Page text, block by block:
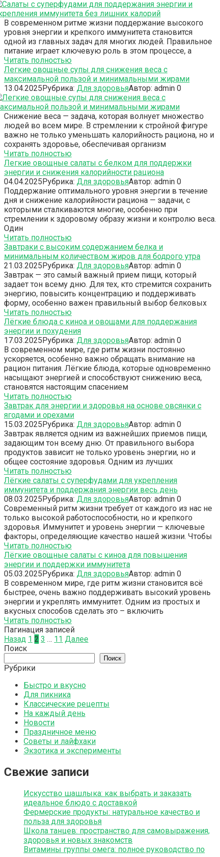
В современном ритме жизни поддержание высокого
уровня энергии и крепкого иммунитета становится
одной из главных задач для многих людей. Правильное
питание играет ключевую роль в этом процессе, а
Читать полностью
Легкие овощные супы для снижения веса с
максимальной пользой и минимальными жирами
13.04.2025Рубрика: Для здоровьяАвтор: admin 0
Снижение веса — задача, которая волнует множество
людей во всем мире. В стремлении к стройной фигуре
важно не только уменьшать калорийность рациона, но и
сохранять здоровье, обеспечивая организм
Читать полностью
Легкие овощные салаты с белком для поддержки
энергии и снижения калорийности рациона
04.04.2025Рубрика: Для здоровьяАвтор: admin 0
Поддержание оптимального уровня энергии в течение
дня и снижение калорийности рациона — задачи, с
которыми сталкиваются многие, особенно при
стремлении к здоровому образу жизни и контролю веса.
Один
Читать полностью
Завтраки с высоким содержанием белка и
минимальным количеством жиров для бодрого утра
21.03.2025Рубрика: Для здоровьяАвтор: admin 0
Завтрак — это самый важный прием пищи, который
задает тон всему дню. Для тех, кто стремится сохранить
энергию, повысить концентрацию и поддерживать
форму, особенно важен правильный выбор белковых
Читать полностью
Лёгкие блюда с киноа и овощами для поддержания
энергии и похудения
17.03.2025Рубрика: Для здоровьяАвтор: admin 0
В современном мире, где ритм жизни постоянно
ускоряется, особенно важно обращать внимание на
рацион питания. Лёгкие блюда, которые одновременно
насыщают энергией и способствуют снижению веса,
становятся настоящим спасением
Читать полностью
Завтрак для энергии и здоровья на основе овсянки с
ягодами и орехами
15.03.2025Рубрика: Для здоровьяАвтор: admin 0
Завтрак является одним из важнейших приемов пищи,
задающим тон всему дню. От правильного выбора
продуктов зависит не только уровень энергии, но и
общее состояние здоровья. Одним из лучших
Читать полностью
Лёгкие салаты с суперфудами для укрепления
иммунитета и поддержания энергии весь день
08.03.2025Рубрика: Для здоровьяАвтор: admin 0
Современный ритм жизни требует от каждого из нас не
только высокой работоспособности, но и крепкого
здоровья. Иммунитет и уровень энергии — ключевые
факторы, определяющие качество нашей жизни. Чтобы
Читать полностью
Лёгкие овощные салаты с киноа для повышения
энергии и поддержки иммунитета
05.03.2025Рубрика: Для здоровьяАвтор: admin 0
В современном мире, где ритм жизни становится всё
быстрее, очень важно поддерживать высокий уровень
энергии и укреплять иммунитет. Одним из простых и
вкусных способов сделать это – включить
Читать полностью
Пагинация записей
Назад 1 2 3 … 11 Далее
Поиск
Поиск
Рубрики
Быстро и вкусно
Для пикника
Классические рецепты
На каждый день
Новости
Праздничное меню
Советы и лайфхаки
Экзотика и эксперименты
Свежие записи
Искусство шашлыка: как выбрать и заказать
идеальное блюдо с доставкой
Фермерские продукты: натуральное качество и
польза для здоровья
Школа танцев: пространство для самовыражения,
здоровья и новых знакомств
Витамины группы омега: полное руководство по